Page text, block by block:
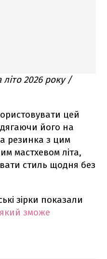
літо 2026 року /
цей
його на
резинка з цим
мастхевом літа,
стиль щодня без
зірки показали
який зможе